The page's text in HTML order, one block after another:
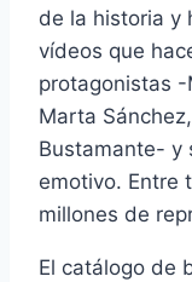
de la historia y
vídeos que
protagonistas -
Marta
Bustamante- y
emotivo. Entre
millones de
El catálogo de